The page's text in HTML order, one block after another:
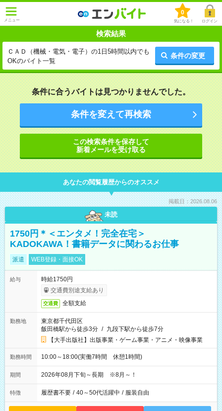
メニュー
0
気になる！ ログイン
検索結果
ＣＡＤ（機械・電気・電子）の1日5時間以内でも
OKのバイト一覧
条件の変更
条件に合うバイトは見つかりませんでした。
条件を変えて再検索
この検索条件を保存して
新着メールを受け取る
あなたの閲覧履歴からのオススメ
掲載日：2026.08.06
未読
1750円＊＜エンタメ！完全在宅＞
KADOKAWA！書籍データに関わるお仕事
派遣 WEB登録・面接OK
給与
時給1750円
交通費別途支給あり
交通費 全額支給
勤務地
東京都千代田区
飯田橋駅から徒歩3分 / 九段下駅から徒歩7分
【大手出版社】出版事業・ゲーム事業・アニメ・映像事業
勤務時間 10:00～18:00(実働7時間 休憩1時間)
期間 2026年08月下旬～長期 ※8月～！
特徴 履歴書不要 / 40～50代活躍中 / 服装自由